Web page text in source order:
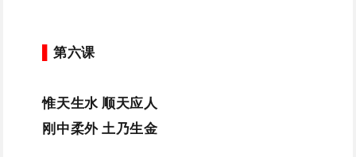
▌第六课
惟天生水 顺天应人
刚中柔外 土乃生金